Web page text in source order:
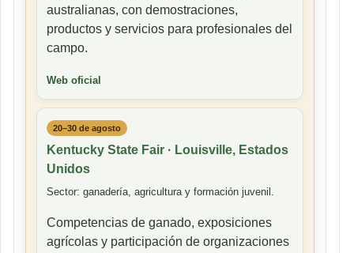
australianas, con demostraciones,
productos y servicios para profesionales del
campo.
Web oficial
20–30 de agosto
Kentucky State Fair · Louisville, Estados
Unidos
Sector: ganadería, agricultura y formación juvenil.
Competencias de ganado, exposiciones
agrícolas y participación de organizaciones